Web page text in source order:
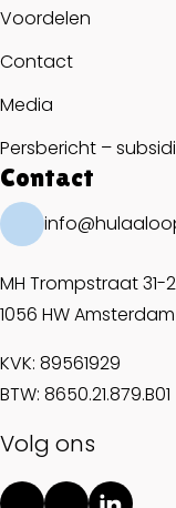
Voordelen
Contact
Media
Persbericht –
Contact
MH Trompstraat 31-2
1056 HW Amsterdam
KVK: 89561929
BTW: 8650.21.879.B01
Volg ons